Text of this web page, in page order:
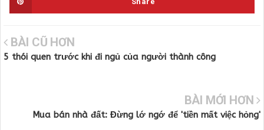
BÀI CŨ HƠN
5 thói quen trước khi đi ngủ của người thành công
BÀI MỚI HƠN
Mua bán nhà đất: Đừng lớ ngớ để 'tiền mất việc hỏng'